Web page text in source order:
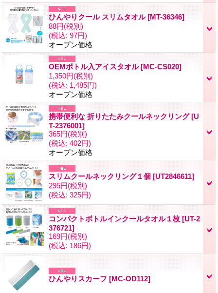
ひんやりクール スリムタオル[MT-36346]
88円(税別)
(税込: 97円)
オープン価格
OEMボトル入アイスタオル[MC-CS020]
1,350円(税別)
(税込: 1,485円)
オープン価格
携帯便利な 折りたたみクールネックリング[U
T-2376001]
365円(税別)
(税込: 402円)
オープン価格
スリムクールネックリング１個 [UT2846611]
295円(税別)
(税込: 325円)
コンパクトボトルインクールタオル１枚 [UT-2
376721]
169円(税別)
(税込: 186円)
ひんやりスカーフ [MC-OD112]